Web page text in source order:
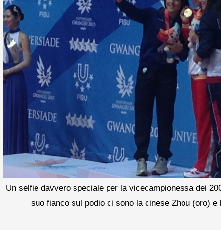
Un selfie davvero speciale per la vicecampionessa dei
suo fianco sul podio ci sono la cinese Zhou (oro)